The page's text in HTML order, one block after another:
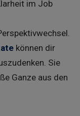
können dir
Sie
Ganze aus den